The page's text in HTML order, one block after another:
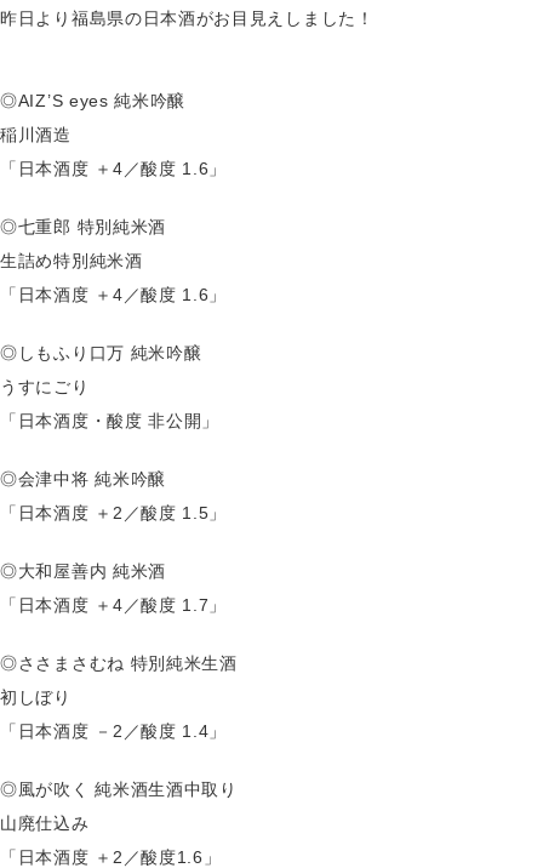
昨日より福島県の日本酒がお目見えしました！
◎AIZ’S eyes 純米吟醸
稲川酒造
「日本酒度 ＋4／酸度 1.6」
◎七重郎 特別純米酒
生詰め特別純米酒
「日本酒度 ＋4／酸度 1.6」
◎しもふり口万 純米吟醸
うすにごり
「日本酒度・酸度 非公開」
◎会津中将 純米吟醸
「日本酒度 ＋2／酸度 1.5」
◎大和屋善内 純米酒
「日本酒度 ＋4／酸度 1.7」
◎ささまさむね 特別純米生酒
初しぼり
「日本酒度 －2／酸度 1.4」
◎風が吹く 純米酒生酒中取り
山廃仕込み
「日本酒度 ＋2／酸度1.6」